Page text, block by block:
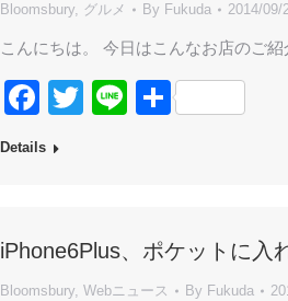
Bloomsbury, グルメ By Fukuda 2014/09/
こんにちは。 今日はこんなお店のご紹
Facebook
Twitter
Line共
Details
iPhone6Plus、ポケットに入
Bloomsbury, Webニュース By Fukuda